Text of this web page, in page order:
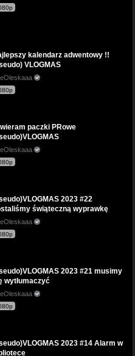
kalendarz adwentowy !!
VLOGMAS
paczki PRowe
2023 #22
świąteczną wyprawkę
2023 #21 musimy
wytłumaczyć
2023 #14 Alarm w